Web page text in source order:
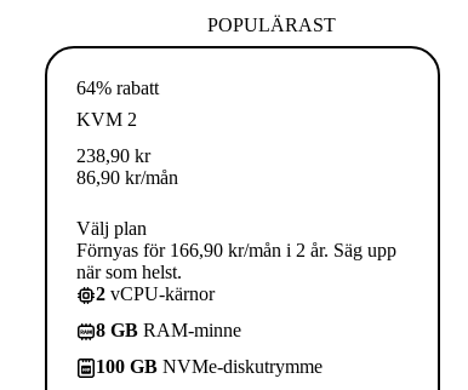
POPULÄRAST
64% rabatt
KVM 2
238,90 kr
86,90 kr/mån
Välj plan
Förnyas för 166,90 kr/mån i 2 år. Säg upp
när som helst.
2 vCPU-kärnor
8 GB RAM-minne
100 GB NVMe-diskutrymme